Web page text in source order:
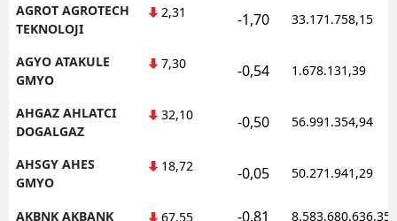
AGROT AGROTECH
TEKNOLOJI
2,31 -1,70 33.171.758,15
AGYO ATAKULE
GMYO
7,30 -0,54 1.678.131,39
AHGAZ AHLATCI
DOGALGAZ
32,10 -0,50 56.991.354,94
AHSGY AHES
GMYO
18,72 -0,05 50.271.941,29
AKBNK AKBANK 67,55 -0,81 8.583.680.636,35